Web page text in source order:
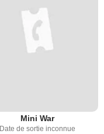
Mini War
Date de sortie inconnue